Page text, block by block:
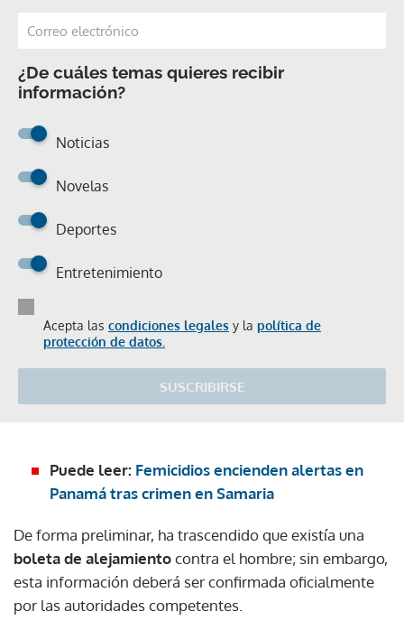
¿De cuáles temas quieres recibir
información?
Noticias
Novelas
Deportes
Entretenimiento
Acepta las condiciones legales y la política de
protección de datos.
SUSCRIBIRSE
Puede leer: Femicidios encienden alertas en
Panamá tras crimen en Samaria
De forma preliminar, ha trascendido que existía una
boleta de alejamientocontra el hombre; sin embargo,
esta información deberá ser confirmada oficialmente
por las autoridades competentes.